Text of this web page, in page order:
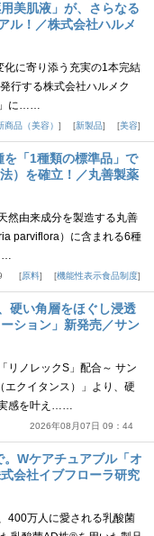
美肌液」が、さらなる
ル！／株式会社ハルメ
化に寄り添う充実の1本完結
行する株式会社ハルメク
」に……
商品（美容） 新製品 美容
「1種類の標準品」で
）を確立！／丸善製薬
然由来成分を製造する丸善
parviflora）に含まれる6種
原料 機能性表示食品制度
硬い角層をほぐし浸透
ション」新発売／サン
リノレックS」配合～ サン
エクイタンス）」より、硬
実感を叶え……
2026年08月07日 09：44
Wケアチュアブル「オ
会社イブフローラ研究
400万人に愛される乳酸菌